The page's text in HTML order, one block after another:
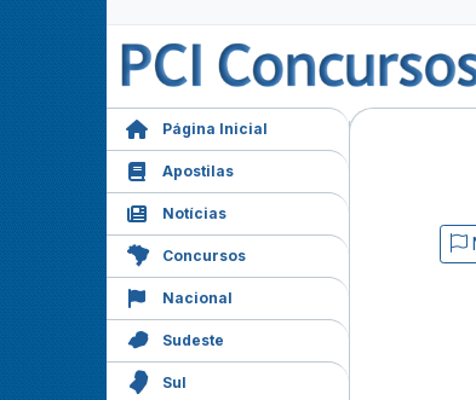
Página Inicial
Apostilas
Notícias
Concursos
Nacional
Sudeste
Sul